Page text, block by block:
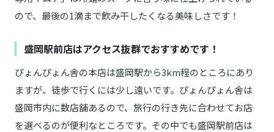
ので、最後の1滴まで飲み干したくなる美味しさです！
盛岡駅前店はアクセス抜群でおすすめです！
ぴょんぴょん舎の本店は盛岡駅から3km程のところにあり
ますが、徒歩で行くには少し遠いです。ぴょんぴょん舎は
盛岡市内に数店舗あるので、旅行の行き先に合わせてお店
を選べるのが便利なところです。その中でも盛岡駅前店は